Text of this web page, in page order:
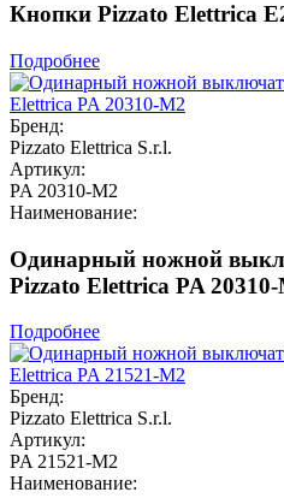
Кнопки Pizzato Elettrica
Подробнее
Бренд:
Pizzato Elettrica S.r.l.
Артикул:
PA 20310-M2
Наименование:
Одинарный ножной
Pizzato Elettrica PA
Подробнее
Бренд:
Pizzato Elettrica S.r.l.
Артикул:
PA 21521-M2
Наименование: